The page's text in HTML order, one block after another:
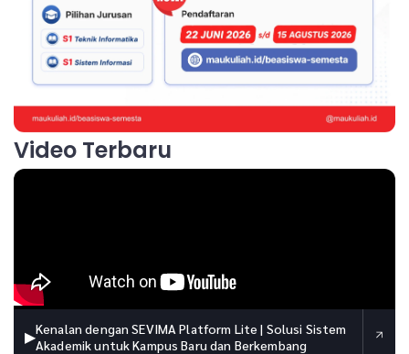
Video Terbaru
▶Kenalan dengan SEVIMA Platform Lite | Solusi Sistem
Akademik untuk Kampus Baru dan Berkembang